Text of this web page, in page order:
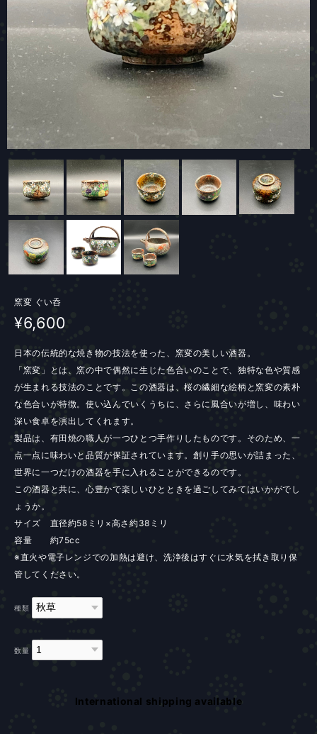
窯変 ぐい呑
¥6,600
日本の伝統的な焼き物の技法を使った、窯変の美しい酒器。
「窯変」とは、窯の中で偶然に生じた色合いのことで、独特な色や質感
が生まれる技法のことです。この酒器は、桜の繊細な絵柄と窯変の素朴
な色合いが特徴。使い込んでいくうちに、さらに風合いが増し、味わい
深い食卓を演出してくれます。
製品は、有田焼の職人が一つひとつ手作りしたものです。そのため、一
点一点に味わいと品質が保証されています。創り手の思いが詰まった、
世界に一つだけの酒器を手に入れることができるのです。
この酒器と共に、心豊かで楽しいひとときを過ごしてみてはいかがでし
ょうか。
サイズ 直径約58ミリ×高さ約38ミリ
容量 約75cc
※直火や電子レンジでの加熱は避け、洗浄後はすぐに水気を拭き取り保
管してください。
種類
数量
International shipping available